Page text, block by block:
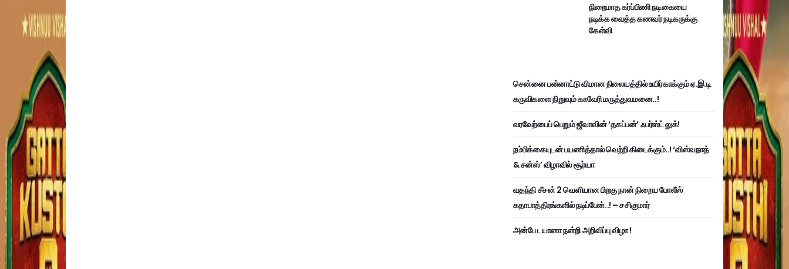
நிறைமாத கர்ப்பிணி நடிகையை
நடிக்க வைத்த கணவர் நடிகருக்கு
கேள்வி
சென்னை பன்னாட்டு விமான நிலையத்தில் உயிர்காக்கும் ஏ.இ.டி
கருவிகளை நிறுவும் காவேரி மருத்துவமனை..!
வரவேற்பைப் பெறும் ஜீவாவின் ‘தகப்பன்’ ஃபர்ஸ்ட் லுக்!
நம்பிக்கையுடன் பயணித்தால் வெற்றி கிடைக்கும்..! ‘விஸ்வநாத்
& சன்ஸ்’ விழாவில் சூர்யா
வதந்தி சீசன் 2 வெளியான பிறகு நான் நிறைய போலீஸ்
கதாபாத்திரங்களில் நடிப்பேன்..! – சசிகுமார்
அன்பே டயானா நன்றி அறிவிப்பு விழா !